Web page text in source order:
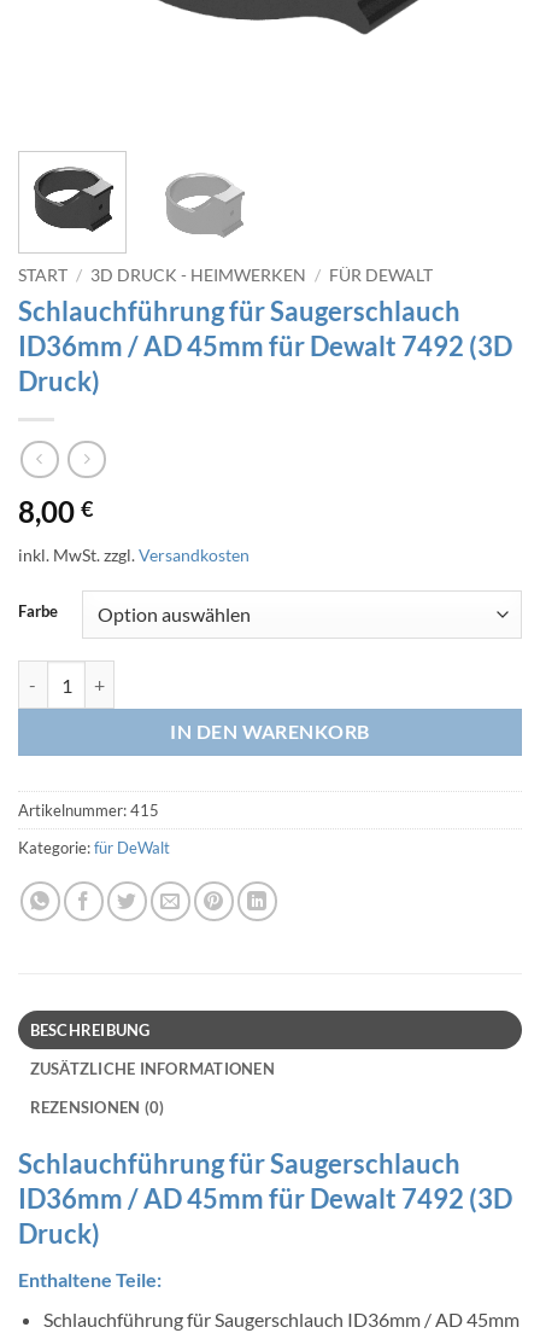
START / 3D DRUCK - HEIMWERKEN / FÜR DEWALT
Schlauchführung für Saugerschlauch
ID36mm / AD 45mm für Dewalt 7492 (3D
Druck)
8,00 €
inkl. MwSt.zzgl.Versandkosten
Farbe
IN DEN WARENKORB
Artikelnummer:415
Kategorie:für DeWalt
BESCHREIBUNG
ZUSÄTZLICHE INFORMATIONEN
REZENSIONEN (0)
Schlauchführung für Saugerschlauch
ID36mm / AD 45mm für Dewalt 7492 (3D
Druck)
Enthaltene Teile:
Schlauchführung für Saugerschlauch ID36mm / AD 45mm